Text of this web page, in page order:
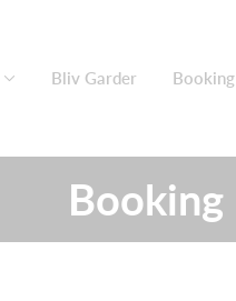
Bliv Garder Booking
Booking